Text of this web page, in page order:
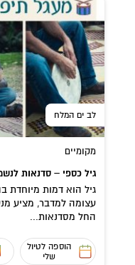
לב ים המלח
מקומיים
גיל כספי – סדנאות
גיל הוא דמות
עצומה למדבר, מציע
החל מסדנאות...
הוספה לטיול
שלי